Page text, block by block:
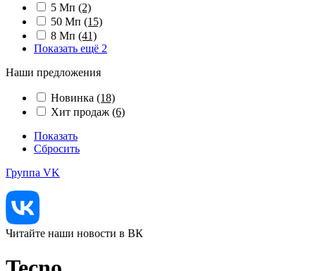
5 Мп (2)
50 Мп (15)
8 Мп (41)
Показать ещё 2
Наши предложения
Новинка (18)
Хит продаж (6)
Показать
Сбросить
Группа VK
Читайте наши новости в ВК